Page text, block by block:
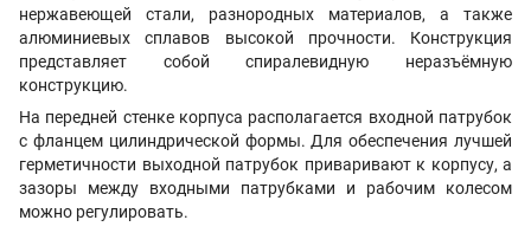
нержавеющей стали, разнородных материалов, а также
алюминиевых сплавов высокой прочности. Конструкция
представляет собой спиралевидную неразъёмную
конструкцию.
На передней стенке корпуса располагается входной патрубок
с фланцем цилиндрической формы. Для обеспечения лучшей
герметичности выходной патрубок приваривают к корпусу, а
зазоры между входными патрубками и рабочим колесом
можно регулировать.